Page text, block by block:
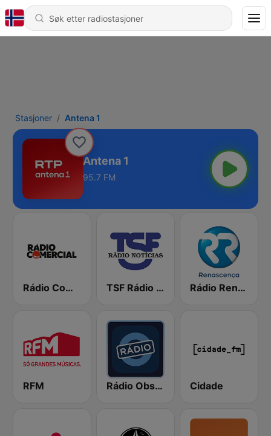
Stasjoner Antena 1
Antena 1
95.7 FM
Rádio Comercial TSF Rádio Notícias Rádio Renascença
RFM Rádio Observador Cidade